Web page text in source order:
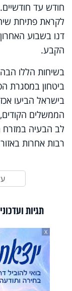
חודש עד
לקראת פתיחת
דנו בשבוע
הקבע.
בשיחות הללו
ביטחון במסגרת
בישראל הביעו
הממשלים
לב הבעיה במזרח
רבות אחרות
תגיות
X